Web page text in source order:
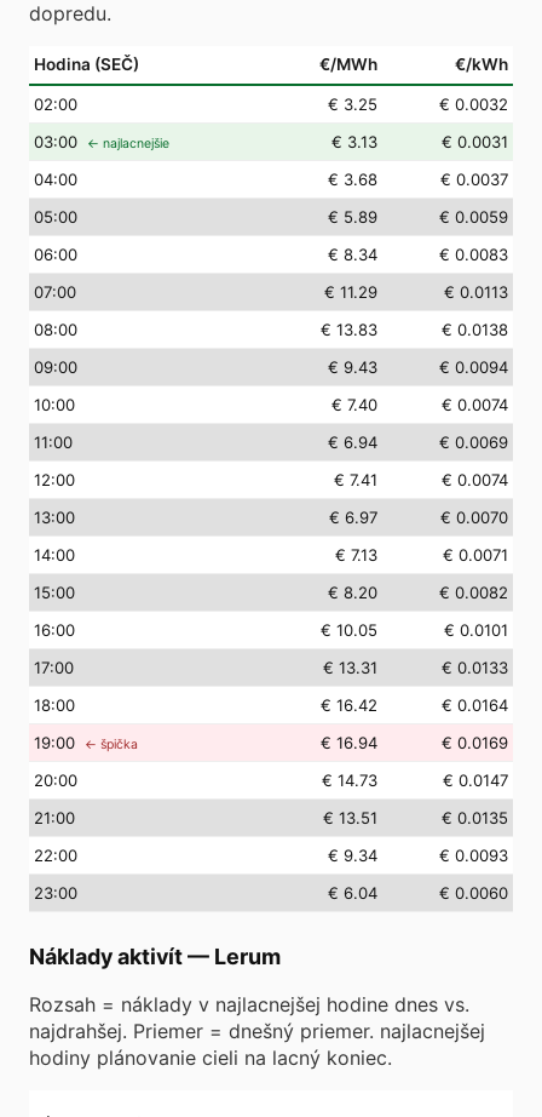
dopredu.
Hodina (SEČ) €/MWh €/kWh
02:00 € 3.25
€ 0.0032
03:00 ← najlacnejšie € 3.13
€ 0.0031
04:00 € 3.68
€ 0.0037
05:00 € 5.89
€ 0.0059
06:00 € 8.34
€ 0.0083
07:00 € 11.29
€ 0.0113
08:00 € 13.83
€ 0.0138
09:00 € 9.43
€ 0.0094
10:00 € 7.40
€ 0.0074
11:00 € 6.94
€ 0.0069
12:00 € 7.41
€ 0.0074
13:00 € 6.97
€ 0.0070
14:00 € 7.13
€ 0.0071
15:00 € 8.20
€ 0.0082
16:00 € 10.05
€ 0.0101
17:00 € 13.31
€ 0.0133
18:00 € 16.42
€ 0.0164
19:00 ← špička € 16.94
€ 0.0169
20:00 € 14.73
€ 0.0147
21:00 € 13.51
€ 0.0135
22:00 € 9.34
€ 0.0093
23:00 € 6.04 € 0.0060
Náklady aktivít— Lerum
Rozsah = náklady v najlacnejšej hodine dnes vs.
najdrahšej. Priemer = dnešný priemer. najlacnejšej
hodiny plánovanie cieli na lacný koniec.